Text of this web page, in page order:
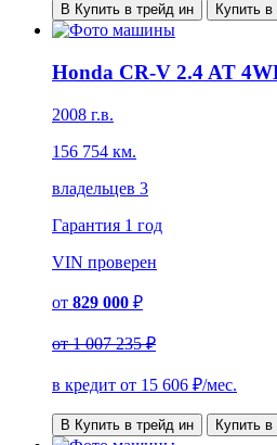
В Купить в трейд ин Купить в
Honda CR-V 2.4 AT
2008 г.в.
156 754 км.
владельцев 3
Гарантия 1 год
VIN проверен
от 829 000 ₽
от1 007 235 ₽
в кредит от 15 606 ₽/мес.
В Купить в трейд ин Купить в